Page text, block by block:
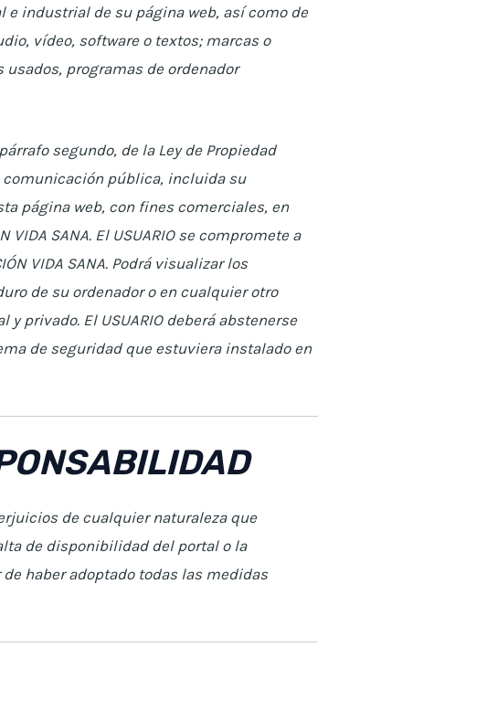
e industrial de su página web, así como de
vídeo, software o textos; marcas o
programas de ordenador
segundo, de la Ley de Propiedad
pública, incluida su
página web, con fines comerciales, en
SANA. El USUARIO se compromete a
VIDA SANA. Podrá visualizar los
de su ordenador o en cualquier otro
privado. El USUARIO deberá abstenerse
de seguridad que estuviera instalado en
de cualquier naturaleza que
de disponibilidad del portal o la
haber adoptado todas las medidas